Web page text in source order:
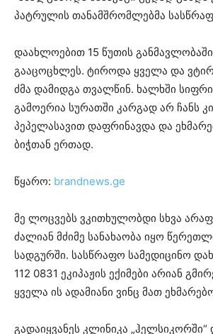
პატრულის თანამშრომლებმა
დაახლოებით 15 წუთის
გააცოცხლეს. ტიროდა ყველა და
ძმა დამიდგა თვალწინ. ხალხში
გამოერია სურათში კარგად არ ჩანს
პეპელასავით დაფრინავდა და
ბიჭთან ერთად.
წყარო: brandnews.ge
მე ლოცვებს ვკითხულობდი სხვა
ძალიან მძიმე სანახაობა იყო
სადგურში. სასწრაფო სამედიცინო
112 0831 ეკიპაჟის ექიმები არიან
ყველა ის ადამიანი ვინც მათ
გადაიყვანეს კლინიკა „ჰელსიკორში“